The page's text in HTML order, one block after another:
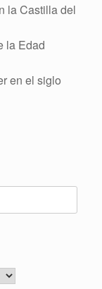
la Castilla del
la Edad
en el siglo